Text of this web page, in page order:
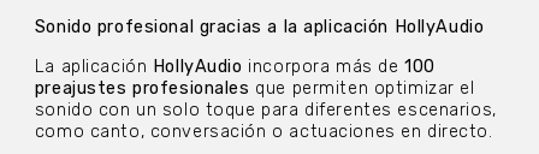
Sonido profesional gracias a la aplicación HollyAudio
La aplicación HollyAudio incorpora más de100
preajustes profesionales que permiten optimizar el
sonido con un solo toque para diferentes escenarios,
como canto, conversación o actuaciones en directo.